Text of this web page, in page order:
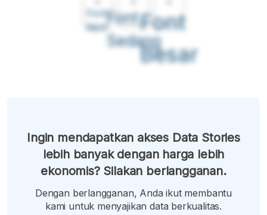
Font
Kecil
Font
Sedang
Font
Besar
Ingin mendapatkan akses Data Stories
lebih banyak dengan harga lebih
ekonomis? Silakan berlangganan.
Dengan berlangganan, Anda ikut membantu
kami untuk menyajikan data berkualitas.